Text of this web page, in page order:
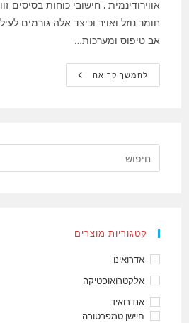
אווירודינמית , חישובי כוחות בסיסים
חומר נוזל ואויר וכיצד אלה גורמים
אב טיפוס ומערכות…
להמשך קריאהקורס
אווירודינמיקה
קטגוריות מוצרים
אדרואינו
אלקטרואופטיקה
אנדרואיד
חיישן טמפרטורה